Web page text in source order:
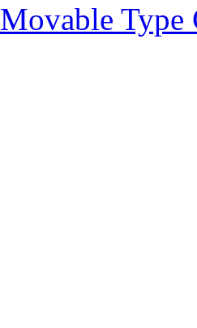
Movable Type